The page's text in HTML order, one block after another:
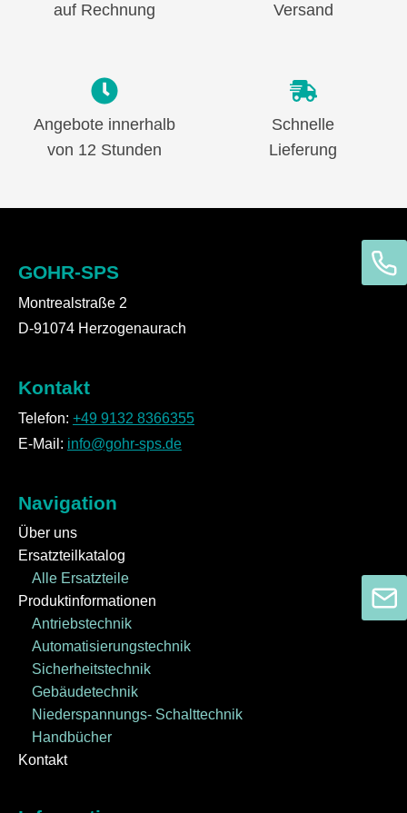
auf Rechnung
Versand
Angebote innerhalb
von 12 Stunden
Schnelle
Lieferung
GOHR-SPS
Montrealstraße 2
D-91074 Herzogenaurach
Kontakt
Telefon: +49 9132 8366355
E-Mail: info@gohr-sps.de
Navigation
Über uns
Ersatzteilkatalog
Alle Ersatzteile
Produktinformationen
Antriebstechnik
Automatisierungstechnik
Sicherheitstechnik
Gebäudetechnik
Niederspannungs- Schalttechnik
Handbücher
Kontakt